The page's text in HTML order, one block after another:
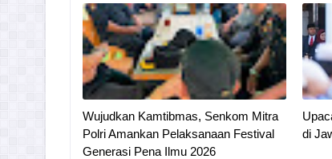
Wujudkan Kamtibmas, Senkom Mitra
Polri Amankan Pelaksanaan Festival
Generasi Pena Ilmu 2026
di